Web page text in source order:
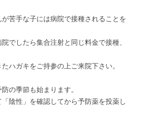
苦手な子には病院で接種されることを
でしたら集合注射と同じ料金で接種、
ハガキをご持参の上ご来院下さい。
の季節も始まります。
陰性」を確認してから予防薬を投薬し